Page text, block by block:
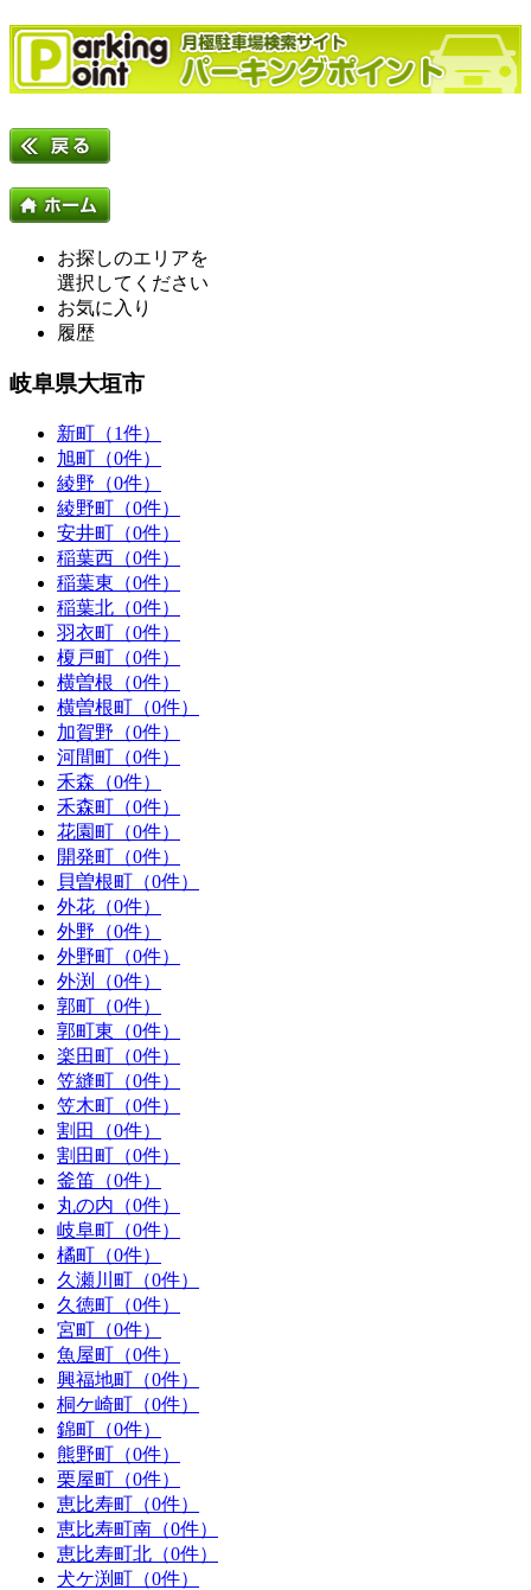
お探しのエリアを
選択してください
お気に入り
履歴
岐阜県大垣市
新町（1件）
旭町（0件）
綾野（0件）
綾野町（0件）
安井町（0件）
稲葉西（0件）
稲葉東（0件）
稲葉北（0件）
羽衣町（0件）
榎戸町（0件）
横曽根（0件）
横曽根町（0件）
加賀野（0件）
河間町（0件）
禾森（0件）
禾森町（0件）
花園町（0件）
開発町（0件）
貝曽根町（0件）
外花（0件）
外野（0件）
外野町（0件）
外渕（0件）
郭町（0件）
郭町東（0件）
楽田町（0件）
笠縫町（0件）
笠木町（0件）
割田（0件）
割田町（0件）
釜笛（0件）
丸の内（0件）
岐阜町（0件）
橘町（0件）
久瀬川町（0件）
久徳町（0件）
宮町（0件）
魚屋町（0件）
興福地町（0件）
桐ケ崎町（0件）
錦町（0件）
熊野町（0件）
栗屋町（0件）
恵比寿町（0件）
恵比寿町南（0件）
恵比寿町北（0件）
犬ケ渕町（0件）